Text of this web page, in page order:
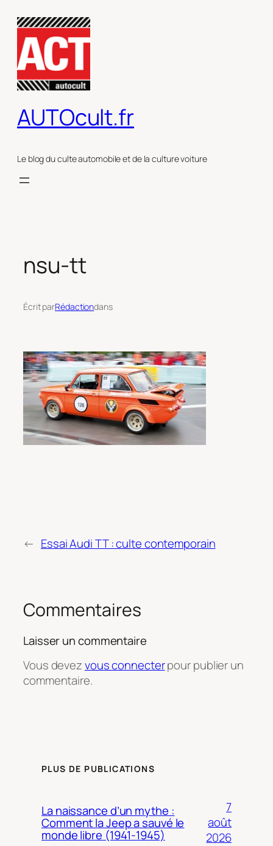
contenu
AUTOcult.fr
Le blog du culte automobile et de la culture voiture
nsu-tt
Écrit parRédactiondans
← Essai Audi TT : culte contemporain
Commentaires
Laisser un commentaire
Vous devezvous connecterpour publier un
commentaire.
PLUS DE PUBLICATIONS
La naissance d’un mythe :
Comment la Jeep a sauvé le
monde libre (1941-1945)
7
août
2026